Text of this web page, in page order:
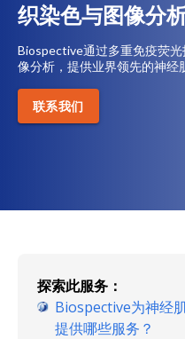
织染色与图像分
Biospective通过多重免疫荧
像分析，提供业界领先的神经
联系我们
探索此服务：
Biospective为神经
提供哪些服务？